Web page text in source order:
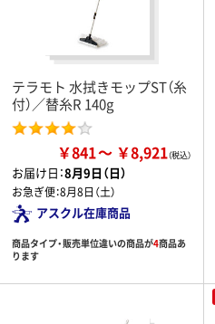
テラモト 水拭きモップST（糸
付）／替糸R 140g
￥841 ￥8,921
お届け日：8月9日（日）
お急ぎ便：8月8日（土）
アスクル在庫商品
商品タイプ・販売単位違いの商品が4商品あ
ります